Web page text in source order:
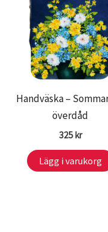
Handväska –
överdåd
325kr
Lägg i varukorg